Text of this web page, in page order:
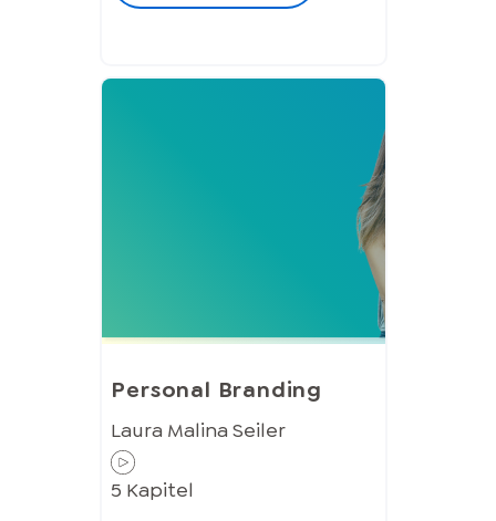
Personal Branding
Laura Malina Seiler
5 Kapitel